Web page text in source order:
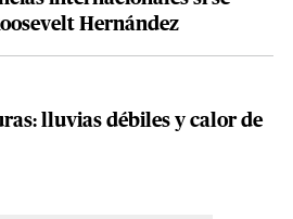
Hernández
lluvias débiles y calor de